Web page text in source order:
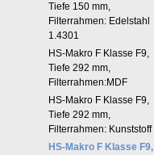
Tiefe 150 mm,
Filterrahmen: Edelstahl
1.4301
HS-Makro F Klasse F9,
Tiefe 292 mm,
Filterrahmen:MDF
HS-Makro F Klasse F9,
Tiefe 292 mm,
Filterrahmen: Kunststoff
HS-Makro F Klasse F9,